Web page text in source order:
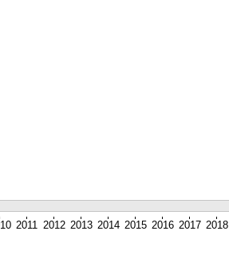
2011 2012 2013 2014 2015 2016 2017 2018